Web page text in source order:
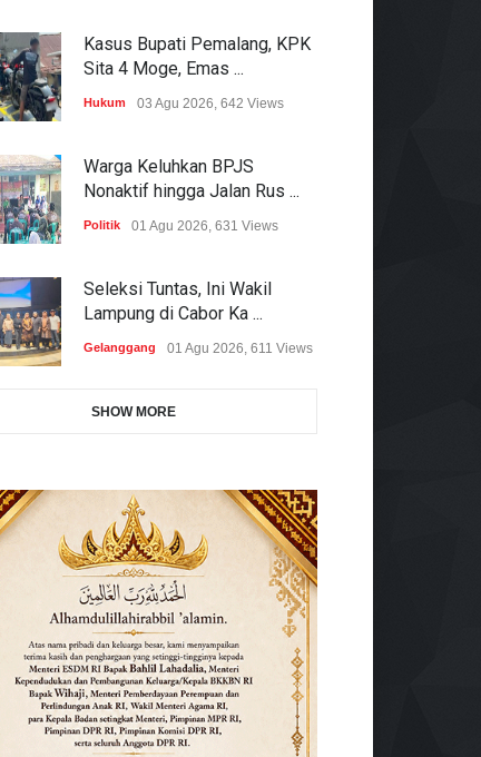
Kasus Bupati Pemalang, KPK
Sita 4 Moge, Emas ...
Hukum 03 Agu 2026, 642 Views
Warga Keluhkan BPJS
Nonaktif hingga Jalan Rus ...
Politik 01 Agu 2026, 631 Views
Seleksi Tuntas, Ini Wakil
Lampung di Cabor Ka ...
Gelanggang 01 Agu 2026, 611 Views
SHOW MORE